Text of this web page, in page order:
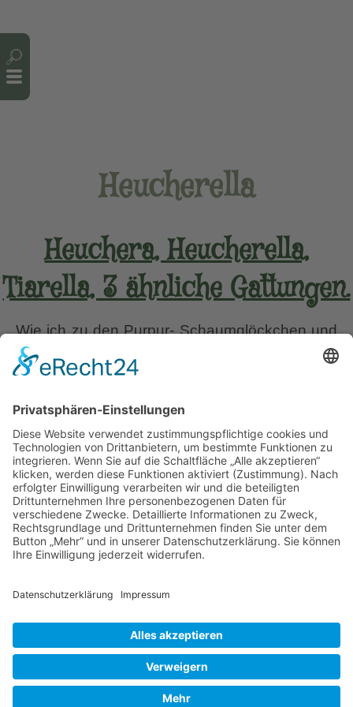
Heucherella
Heuchera, Heucherella,
Tiarella, 3 ähnliche Gattungen.
Wie ich zu den Purpur- Schaumglöckchen und
den Schaumblüten kam. Ich muss gestehen,
es war keine Liebe auf den ersten Blick. Einen
vorgefunden. Nach 2 Jahren sah die Pflanze
aus, als würde sie auf Stelzen aus dem Beet
davonlaufen wollen. Im Winter…Heuchera,
Heucherella,
Tiarella,
3
ähnliche
Gattungen.
Liebe Leser! Ihr könnt euch per E-Mail
informieren lassen, wenn neue Artikel auf
Wurzerlsgarten erscheinen.Folgt dafür einfach
diesem Link und gebt dort eure E-Mailadresse
Cookie-Einstellungen© 2026 Wurzerls Garten